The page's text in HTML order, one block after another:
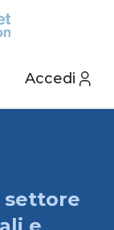
Accedi
settore